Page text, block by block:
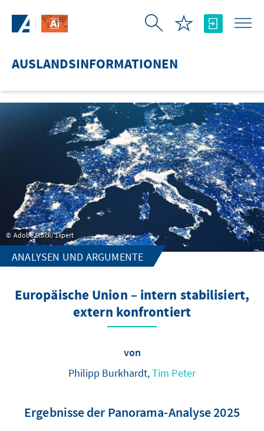
AUSLANDSINFORMATIONEN
Adobe Stock/ 1xpert
ANALYSEN UND ARGUMENTE
Europäische Union – intern stabilisiert,
extern konfrontiert
von
Philipp Burkhardt,Tim Peter
Ergebnisse der Panorama-Analyse 2025